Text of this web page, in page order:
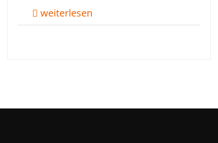
weiterlesen